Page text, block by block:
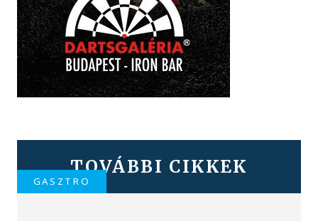
TOVÁBBI CIKKEK
GASZTRO